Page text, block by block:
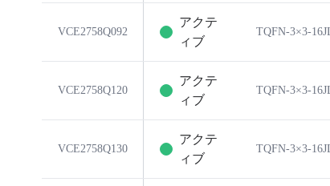
VCE2758Q092
アクテ
ィブ
TQFN-3×3-
VCE2758Q120
アクテ
ィブ
TQFN-3×3-
VCE2758Q130
アクテ
ィブ
TQFN-3×3-